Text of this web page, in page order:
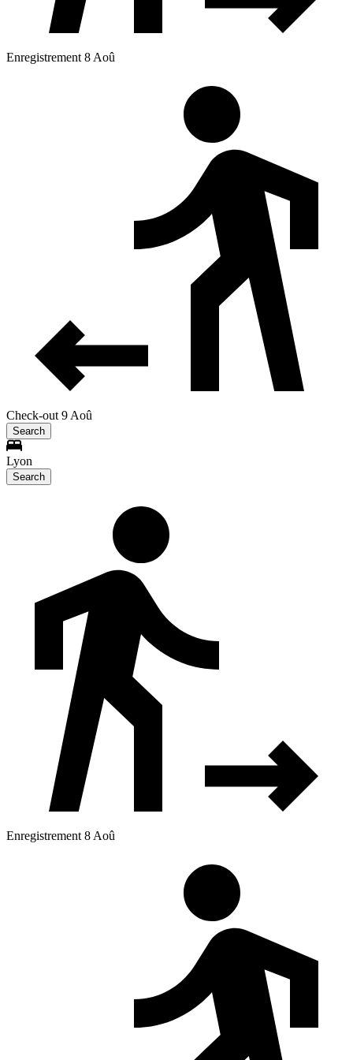
Enregistrement 8 Aoû
Check-out 9 Aoû
Search
Lyon
Search
Enregistrement 8 Aoû